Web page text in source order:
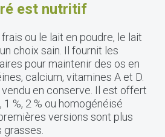
est nutritif
ou le lait en poudre, le lait
choix sain. Il fournit les
pour maintenir des os en
calcium, vitamines A et D.
en conserve. Il est offert
%, 2 % ou homogénéisé
versions sont plus